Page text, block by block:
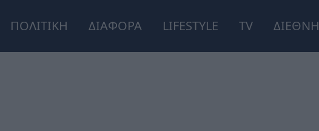
ΠΟΛΙΤΙΚΗ ΔΙΑΦΟΡΑ LIFESTYLE TV ΔΙΕΘΝΗ